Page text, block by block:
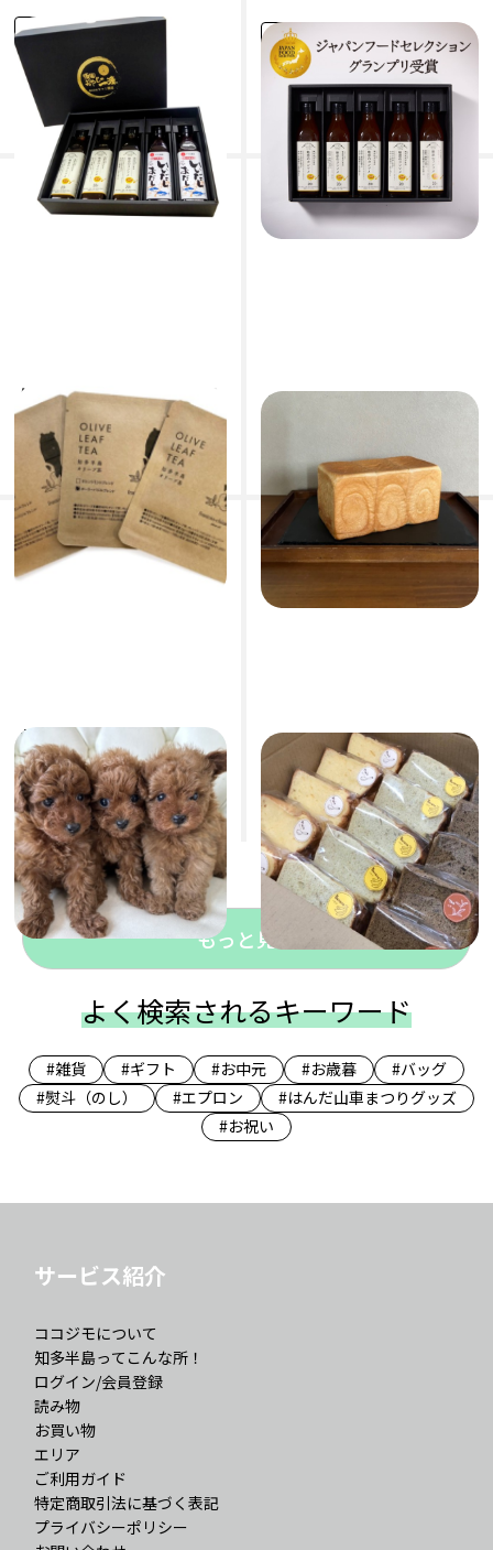
機能性表示食品 魅惑の
コンソメ３本、いいだし
おだし２本セット
株式会社ヤマミ醸造
#ギフト #熨斗（のし）
4,968円(税込)
機能性表示食品 魅惑の
コンソメ ５本セット
株式会社ヤマミ醸造
#ギフト
6,480円
知多半島オリーブ茶 お試
し3種パック×２セット
frantoio-chithanto フラン
トイオ・チタハントウ
1,620円
ゆめあかり食パン
1,000円
共活（ともかつ）ノート
講座
ペットショップポッケ
19,800円(税込)
シフォンケーキ おまか
せ15個セット
シフォンケーキ専門店 メヌエッ
ト
4,399円(税込)
もっと見る
よく検索されるキーワード
#雑貨 #ギフト #お中元 #お歳暮
#バッグ
#熨斗（のし）
#エプロン
#はんだ山車まつりグッズ
#お祝い
サービス紹介
ココジモについて
知多半島ってこんな所！
ログイン/会員登録
読み物
お買い物
エリア
ご利用ガイド
特定商取引法に基づく表記
プライバシーポリシー